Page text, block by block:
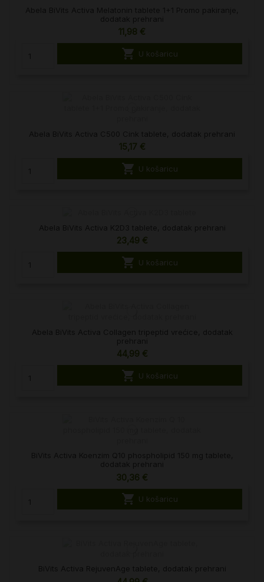
11,98 €
 U košaricu
15,17 €
 U košaricu
23,49 €
 U košaricu
44,99 €
 U košaricu
30,36 €
 U košaricu